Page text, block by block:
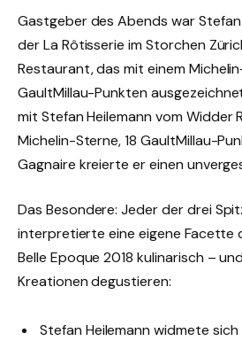
Gastgeber des Abends war
der La Rôtisserie im Storchen
Restaurant, das mit einem
GaultMillau-Punkten
mit Stefan Heilemann vom Widder
Michelin-Sterne, 18 GaultMillau-
Gagnaire kreierte er einen
Das Besondere: Jeder der drei
interpretierte eine eigene Facette
Belle Epoque 2018 kulinarisch –
Kreationen degustieren:
Stefan Heilemann widmete